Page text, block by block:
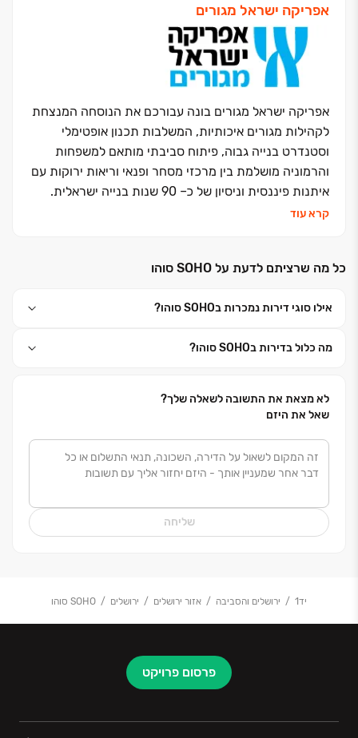
אפריקה ישראל מגורים
אפריקה ישראל מגורים בונה עבורכם את הנוסחה המנצחת
לקהילות מגורים איכותיות, המשלבות תכנון אופטימלי
וסטנדרט בנייה גבוה, פיתוח סביבתי מותאם למשפחות
והרמוניה מושלמת בין מרכזי מסחר ופנאי וריאות ירוקות עם
איתנות פיננסית וניסיון של כ‏– ‏90 שנות בנייה ישראלית.
אנחנו נבנה את העתיד שלכם וניתן לכם מענה בכל עולמות
כי אפריקה ישראל מגורים זה בית לחיים
קרא עוד
כל מה שרציתם לדעת על SOHO סוהו
אילו סוגי דירות נמכרות בSOHO סוהו?
מה כלול בדירות בSOHO סוהו?
לא מצאת את התשובה לשאלה שלך?
שאל את היזם
שליחה
יד1 ירושלים והסביבה אזור ירושלים ירושלים SOHO סוהו
פרסום פרויקט